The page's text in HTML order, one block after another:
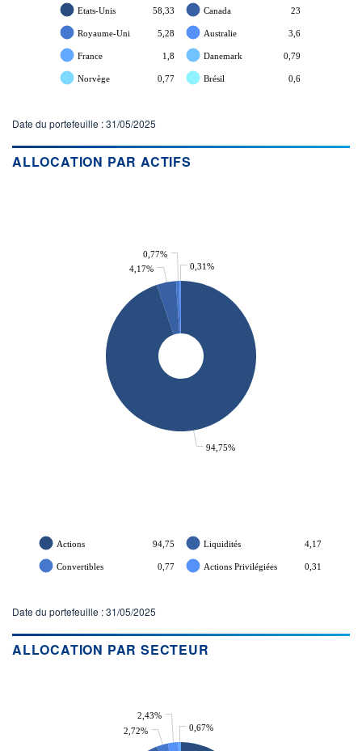
Etats-Unis 58,33 Canada 23
Royaume-Uni 5,28 Australie 3,6
France 1,8 Danemark 0,79
Norvège 0,77 Brésil 0,6
Date du portefeuille : 31/05/2025
ALLOCATION PAR ACTIFS
94,75%
4,17%
0,77%
0,31%
Actions 94,75 Liquidités 4,17
Convertibles 0,77 Actions Privilégiées 0,31
Date du portefeuille : 31/05/2025
ALLOCATION PAR SECTEUR
2,72%
2,43%
0,67%